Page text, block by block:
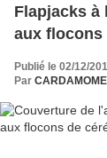
Flapjacks à
aux flocons
Publié le 02/12/
Par CARDAMOME